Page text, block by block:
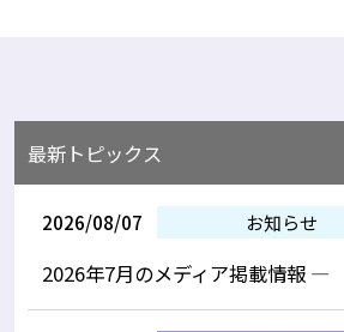
最新トピックス
2026/08/07 お知らせ
2026年7月のメディア掲載情報 —